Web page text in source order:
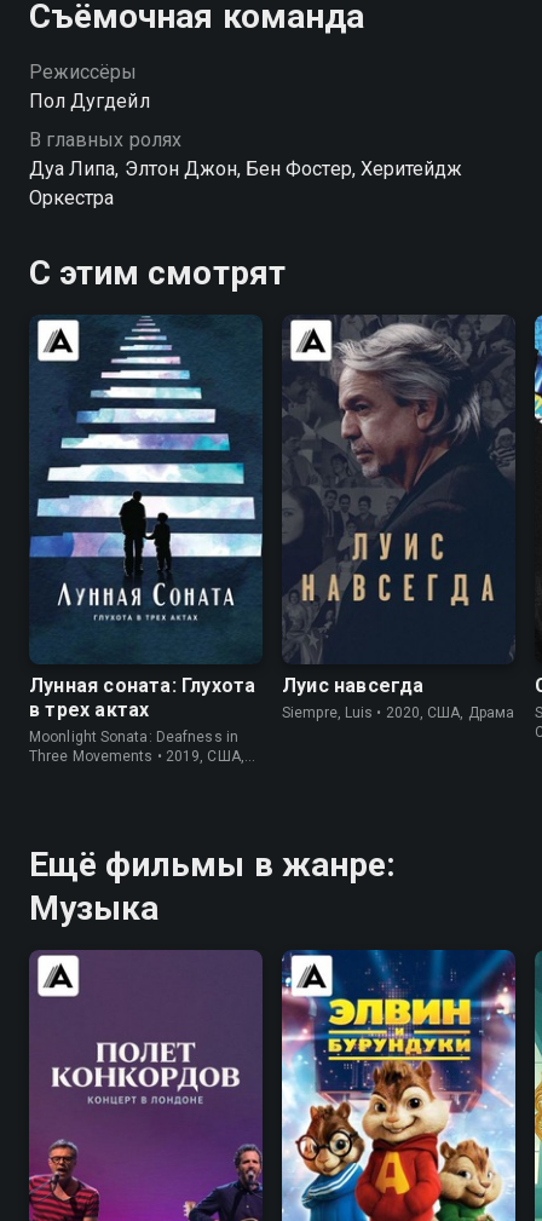
Съёмочная команда
Режиссёры
Пол Дугдейл
В главных ролях
Дуа Липа, Элтон Джон, Бен Фостер, Херитейдж
Оркестра
С этим смотрят
7.4
Лунная соната: Глухота
в трех актах
Moonlight Sonata: Deafness in
Three Movements • 2019, США,
6.7
Луис навсегда
Siempre, Luis • 2020, США, Драма
Ещё фильмы в жанре:
Музыка